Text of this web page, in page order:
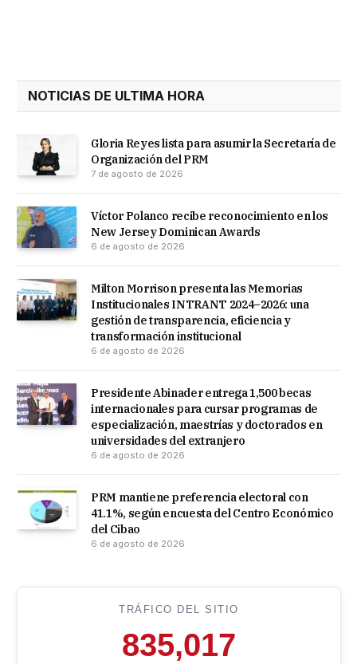
NOTICIAS DE ULTIMA HORA
Gloria Reyes lista para asumir la Secretaría de
Organización del PRM
7 de agosto de 2026
Víctor Polanco recibe reconocimiento en los
New Jersey Dominican Awards
6 de agosto de 2026
Milton Morrison presenta las Memorias
Institucionales INTRANT 2024–2026: una
gestión de transparencia, eficiencia y
transformación institucional
6 de agosto de 2026
Presidente Abinader entrega 1,500 becas
internacionales para cursar programas de
especialización, maestrías y doctorados en
universidades del extranjero
6 de agosto de 2026
PRM mantiene preferencia electoral con
41.1%, según encuesta del Centro Económico
del Cibao
6 de agosto de 2026
TRÁFICO DEL SITIO
835,017